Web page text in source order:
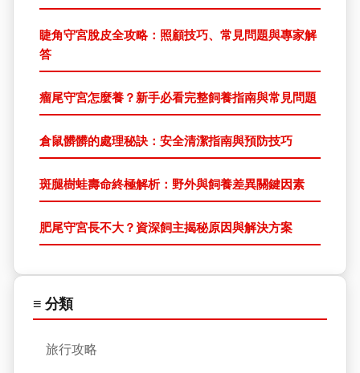
睫角守宮脫皮全攻略：照顧技巧、常見問題與專家解
答
瘤尾守宮怎麼養？新手必看完整飼養指南與常見問題
倉鼠髒髒的處理秘訣：安全清潔指南與預防技巧
斑腿樹蛙壽命終極解析：野外與飼養差異關鍵因素
肥尾守宮長不大？資深飼主揭秘原因與解決方案
≡ 分類
旅行攻略